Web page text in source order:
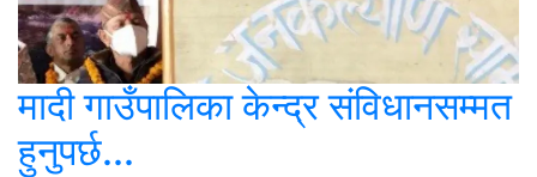
मादी गाउँपालिका केन्द्र संविधानसम्मत
हुनुपर्छ...